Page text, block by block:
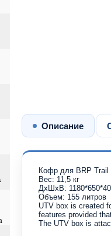
Описание
Кофр для BRP Trail
Вес: 11,5 кг
ДхШхВ:
Объем: 155 литров
UTV box is created
features provided
The UTV box is